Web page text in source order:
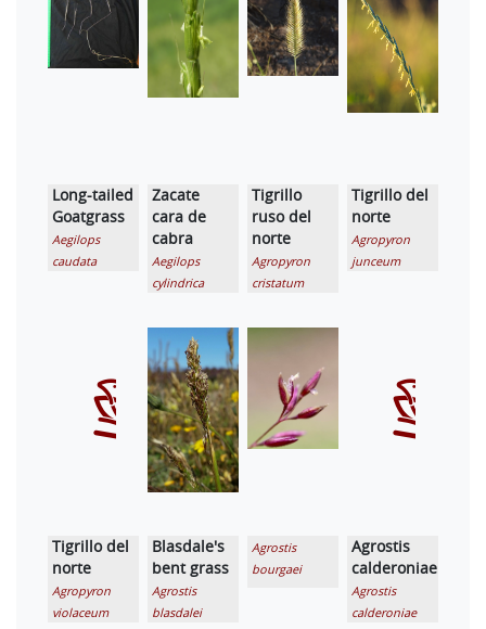
Long-tailed
Goatgrass
Aegilops
caudata
Zacate
cara de
cabra
Aegilops
cylindrica
Tigrillo
ruso del
norte
Agropyron
cristatum
Tigrillo del
norte
Agropyron
junceum
Tigrillo del
norte
Agropyron
violaceum
Blasdale's
bent grass
Agrostis
blasdalei
Agrostis
bourgaei
Agrostis
calderoniae
Agrostis
calderoniae